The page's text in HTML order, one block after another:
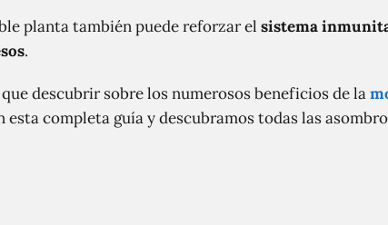
planta también puede reforzar el sistema
.
descubrir sobre los numerosos beneficios de la
completa guía y descubramos todas las